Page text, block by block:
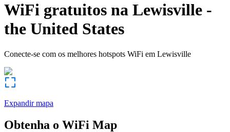
WiFi gratuitos na Lewisville -
the United States
Conecte-se com os melhores hotspots WiFi em Lewisville
Expandir mapa
Obtenha o WiFi Map